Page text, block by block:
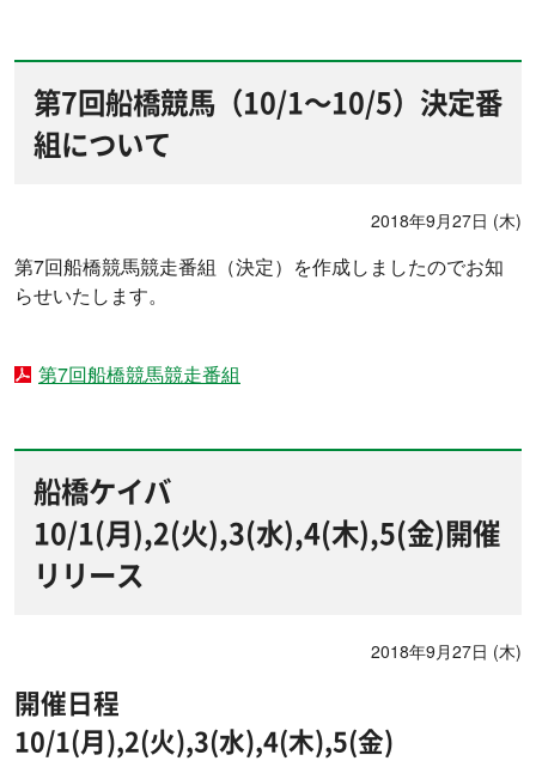
第7回船橋競馬（10/1～10/5）決定番
組について
2018年9月27日 (木)
第7回船橋競馬競走番組（決定）を作成しましたのでお知
らせいたします。
第7回船橋競馬競走番組
船橋ケイバ
10/1(月),2(火),3(水),4(木),5(金)開催
リリース
2018年9月27日 (木)
開催日程
10/1(月),2(火),3(水),4(木),5(金)